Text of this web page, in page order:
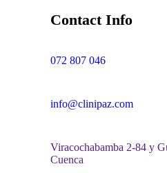
Contact Info
072 807 046
info@clinipaz.com
Viracochabamba 2-84 y
Cuenca